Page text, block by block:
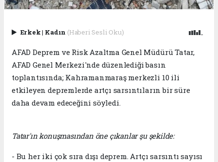
Erkek| Kadın (Haberi Sesli Oku)
AFAD Deprem ve Risk Azaltma Genel Müdürü Tatar,
AFAD Genel Merkezi'nde düzenlediği basın
toplantısında; Kahramanmaraş merkezli 10 ili
etkileyen depremlerde artçı sarsıntıların bir süre
daha devam edeceğini söyledi.
Tatar'ın konuşmasından öne çıkanlar şu şekilde:
- Bu her iki çok sıra dışı deprem. Artçı sarsıntı sayısı